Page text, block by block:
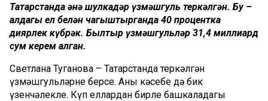
Татарстанда әнә шулкадәр үзмәшгуль теркәлгән. Бу –
алдагы ел белән чагыштырганда 40 процентка
диярлек күбрәк. Былтыр үзмәшгульләр 31,4 миллиард
сум керем алган.
Светлана Туганова – Татарстанда теркәлгән
үзмәшгульләрнең берсе. Аның кәсебе дә бик
үзенчәлекле. Күп еллардан бирле башкаладагы